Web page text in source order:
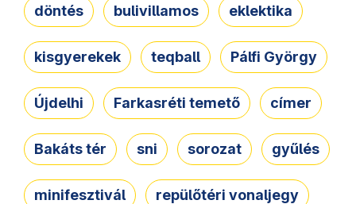
döntés bulivillamos eklektika
kisgyerekek teqball Pálfi György
Újdelhi Farkasréti temető címer
Bakáts tér sni sorozat gyűlés
minifesztivál repülőtéri vonaljegy